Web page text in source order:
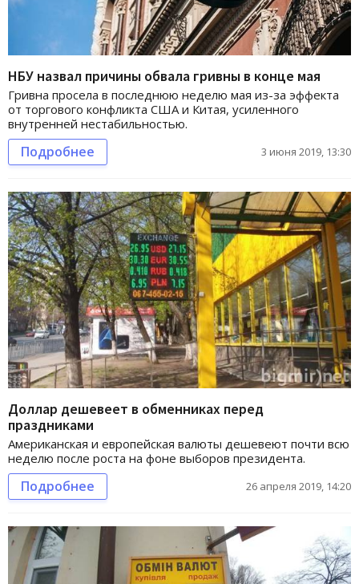
НБУ назвал причины обвала гривны в конце мая
Гривна просела в последнюю неделю мая из-за эффекта
от торгового конфликта США и Китая, усиленного
внутренней нестабильностью.
Подробнее 3 июня 2019, 13:30
Доллар дешевеет в обменниках перед
праздниками
Американская и европейская валюты дешевеют почти всю
неделю после роста на фоне выборов президента.
Подробнее 26 апреля 2019, 14:20